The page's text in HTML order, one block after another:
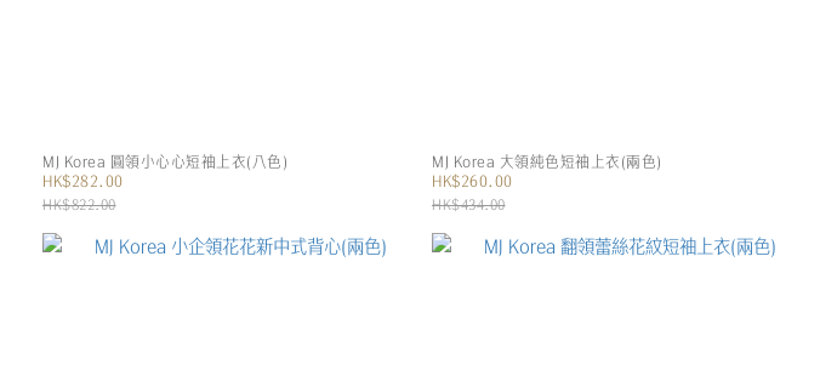
MJ Korea 圓領小心心短袖上衣(八色)
HK$282.00
HK$822.00
MJ Korea 大領純色短袖上衣(兩色)
HK$260.00
HK$434.00